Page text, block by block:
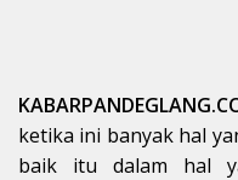
ketika ini banyak hal
baik itu dalam hal